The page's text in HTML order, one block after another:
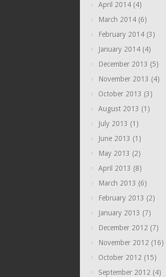
April 2014(4)
March 2014(6)
February 2014(3)
January 2014(4)
December 2013 (5)
November 2013 (4)
October 2013 (3)
August 2013 (1)
July 2013 (1)
June 2013 (1)
May 2013 (2)
April 2013 (8)
March 2013 (6)
February 2013 (2)
January 2013 (7)
December 2012(7)
November 2012(16)
October 2012(15)
September 2012(4)